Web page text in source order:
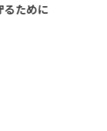
るために